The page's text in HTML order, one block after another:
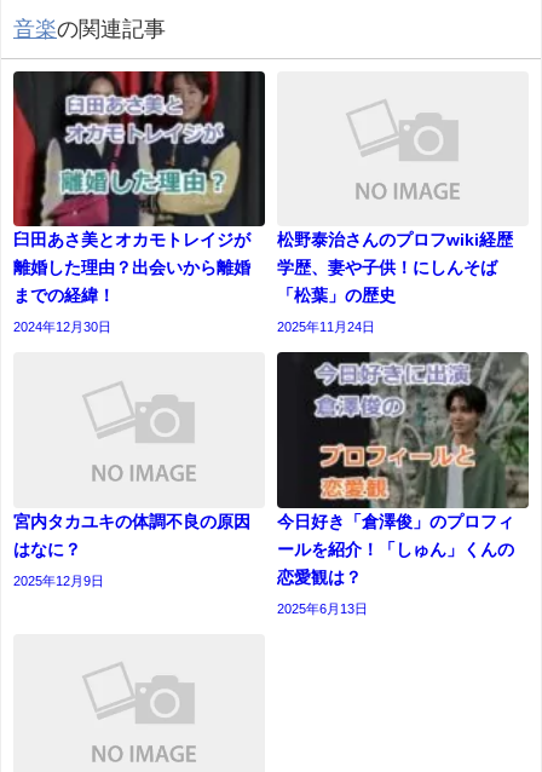
音楽の関連記事
臼田あさ美とオカモトレイジが
離婚した理由？出会いから離婚
までの経緯！
2024年12月30日
松野泰治さんのプロフwiki経歴
学歴、妻や子供！にしんそば
「松葉」の歴史
2025年11月24日
宮内タカユキの体調不良の原因
はなに？
2025年12月9日
今日好き「倉澤俊」のプロフィ
ールを紹介！「しゅん」くんの
恋愛観は？
2025年6月13日